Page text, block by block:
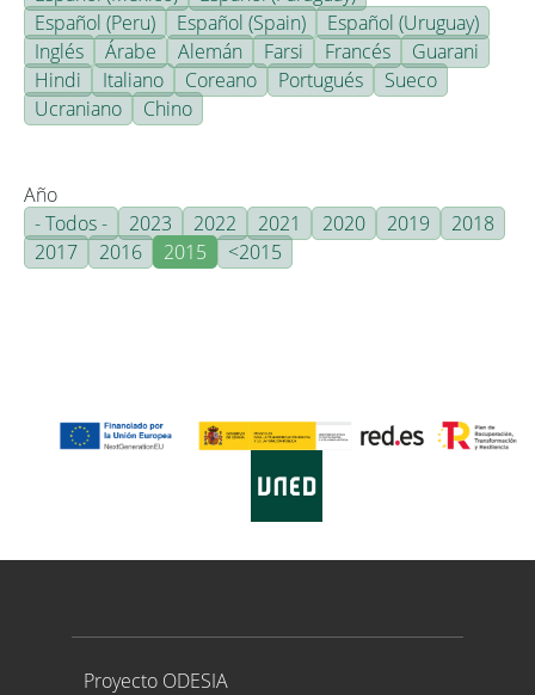
Español (Peru)
Español (Spain)
Español (Uruguay)
Inglés
Árabe Alemán Farsi Francés
Guarani
Hindi
Italiano Coreano Portugués
Sueco
Ucraniano
Chino
Año
- Todos -
2023 2022 2021 2020 2019
2018
2017
2016 2015 <2015
Proyecto ODESIA
Proyecto ODESIA